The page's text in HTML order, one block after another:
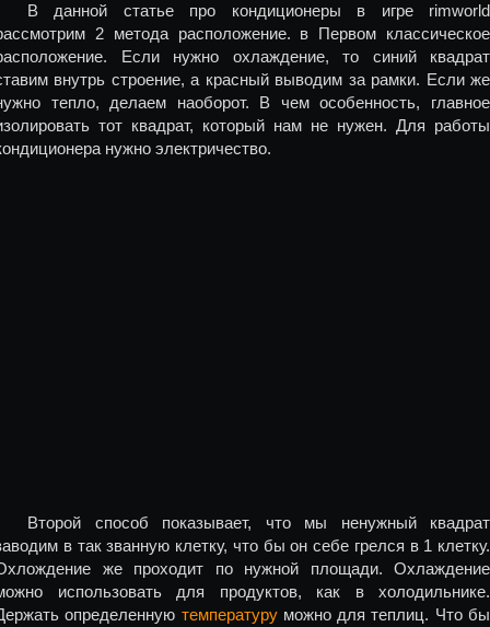
В данной статье про кондиционеры в игре rimworld
2 метода расположение. в Первом классическое
Если нужно охлаждение, то синий квадрат
внутрь строение, а красный выводим за рамки. Если же
тепло, делаем наоборот. В чем особенность, главное
тот квадрат, который нам не нужен. Для работы
нужно электричество.
Второй способ показывает, что мы ненужный квадрат
в так званную клетку, что бы он себе грелся в 1 клетку.
же проходит по нужной площади. Охлаждение
использовать для продуктов, как в холодильнике.
определенную температуруможно для теплиц. Что бы